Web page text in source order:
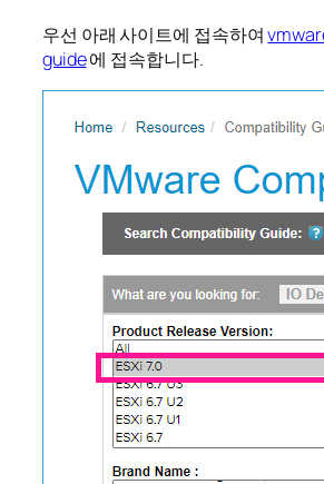
우선 아래 사이트에 접속하여
guide에 접속합니다.